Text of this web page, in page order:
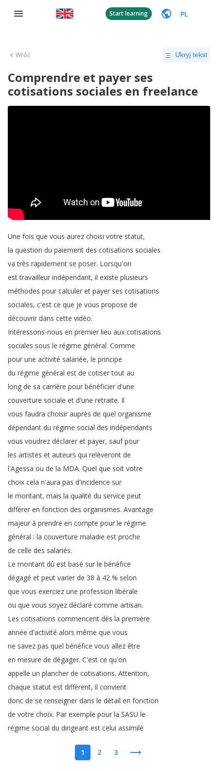
Start learning PL
Wróć Ukryj tekst
Comprendre et payer ses
cotisations sociales en freelance
Une fois que vous aurez choisi votre statut,
la question du paiement des cotisations sociales
va très rapidement se poser. Lorsqu'on
est travailleur indépendant, il existe plusieurs
méthodes pour calculer et payer ses cotisations
sociales, c'est ce que je vous propose de
découvrir dans cette vidéo.
Intéressons-nous en premier lieu aux cotisations
sociales sous le régime général. Comme
pour une activité salariée, le principe
du régime général est de cotiser tout au
long de sa carrière pour bénéficier d'une
couverture sociale et d'une retraite. Il
vous faudra choisir auprès de quel organisme
dépendant du régime social des indépendants
vous voudrez déclarer et payer, sauf pour
les artistes et auteurs qui relèveront de
l'Agessa ou de la MDA. Quel que soit votre
choix cela n'aura pas d'incidence sur
le montant, mais la qualité du service peut
différer en fonction des organismes. Avantage
majeur à prendre en compte pour le régime
général : la couverture maladie est proche
de celle des salariés.
Le montant dû est basé sur le bénéfice
dégagé et peut varier de 38 à 42 % selon
que vous exerciez une profession libérale
ou que vous soyez déclaré comme artisan.
Les cotisations commencent dès la première
année d'activité alors même que vous
ne savez pas quel bénéfice vous allez être
en mesure de dégager. C'est ce qu'on
appelle un plancher de cotisations. Attention,
chaque statut est différent, il convient
donc de se renseigner dans le détail en fonction
de votre choix. Par exemple pour la SASU le
régime social du dirigeant est celui assimilé
1 2 3